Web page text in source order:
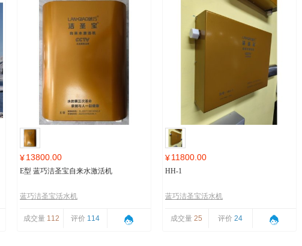
¥13800.00
E型 蓝巧洁圣宝自来水激活机
蓝巧洁圣宝活水机
成交量 112 评价 114
¥11800.00
HH-1
蓝巧洁圣宝活水机
成交量25 评价24